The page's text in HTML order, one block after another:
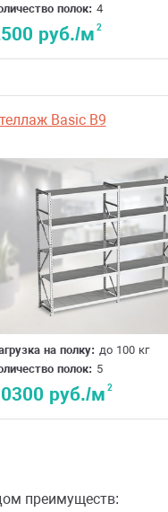
полок: 4
руб./м 2
Basic B9
на полку: до 100 кг
полок: 5
руб./м 2
преимуществ: